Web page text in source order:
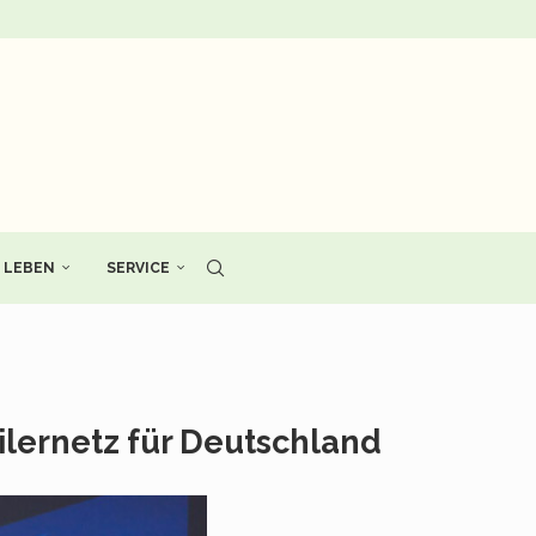
LEBEN SERVICE
für Deutschland